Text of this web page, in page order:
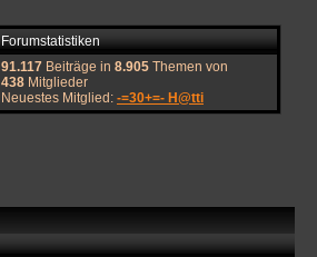
Forumstatistiken
91.117 Beiträge in 8.905 Themen von
438 Mitglieder
Neuestes Mitglied: -=30+=- H@tti